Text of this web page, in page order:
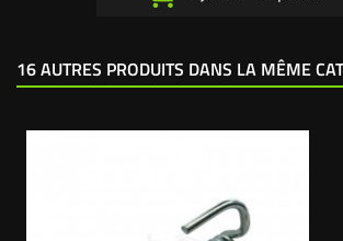
16 AUTRES PRODUITS DANS LA MÊME